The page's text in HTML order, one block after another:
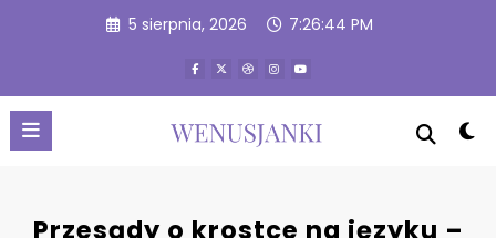
5 sierpnia, 2026 7:26:45 PM
Przesądy o krostce na języku –